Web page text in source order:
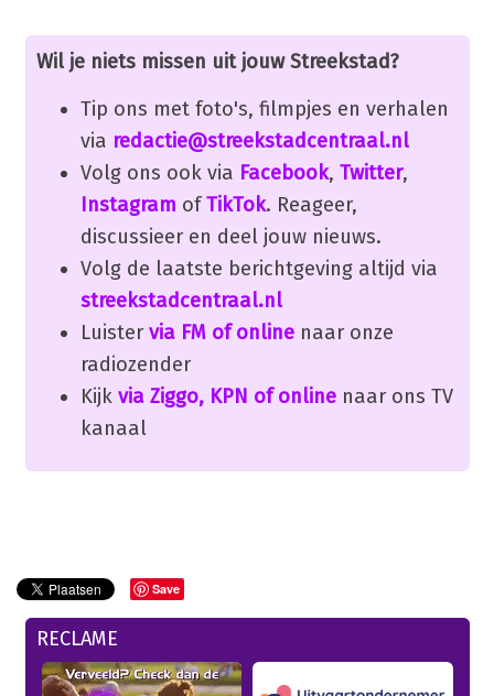
Wil je niets missen uit jouw Streekstad?
Tip ons met foto's, filmpjes en verhalen
via redactie@streekstadcentraal.nl
Volg ons ook via Facebook, Twitter,
Instagram ofTikTok. Reageer,
discussieer en deel jouw nieuws.
Volg de laatste berichtgeving altijd via
streekstadcentraal.nl
Luister via FM of onlinenaar onze
radiozender
Kijk via Ziggo, KPN of onlinenaar ons TV
kanaal
Save
RECLAME